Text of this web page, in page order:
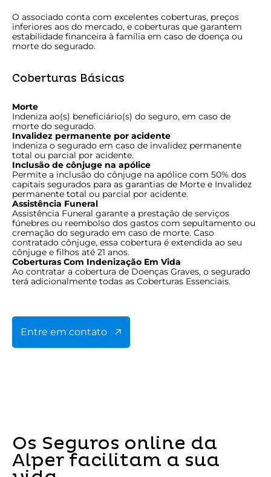
O associado conta com excelentes coberturas, preços
inferiores aos do mercado, e coberturas que garantem
estabilidade financeira à família em caso de doença ou
morte do segurado.
Coberturas Básicas
Morte
Indeniza ao(s) beneficiário(s) do seguro, em caso de
morte do segurado.
Invalidez permanente por acidente
Indeniza o segurado em caso de invalidez permanente
total ou parcial por acidente.
Inclusão de cônjuge na apólice
Permite a inclusão do cônjuge na apólice com 50% dos
capitais segurados para as garantias de Morte e Invalidez
permanente total ou parcial por acidente.
Assistência Funeral
Assistência Funeral garante a prestação de serviços
fúnebres ou reembolso dos gastos com sepultamento ou
cremação do segurado em caso de morte. Caso
contratado cônjuge, essa cobertura é extendida ao seu
cônjuge e filhos até 21 anos.
Coberturas Com Indenização Em Vida
Ao contratar a cobertura de Doenças Graves, o segurado
terá adicionalmente todas as Coberturas Essenciais.
Entre em contato
Os Seguros online da
Alper facilitam a sua